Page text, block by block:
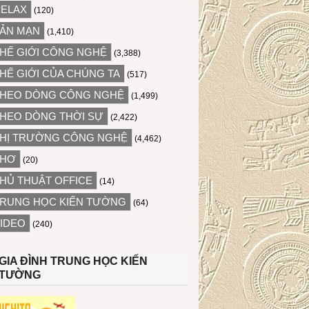
(120)
MẠN (1,410)
GIỚI CÔNG NGHỆ (3,388)
GIỚI CỦA CHÚNG TA (517)
DÒNG CÔNG NGHỆ (1,499)
DÒNG THỜI SỰ (2,422)
TRƯỜNG CÔNG NGHỆ (4,462)
(20)
THUẬT OFFICE (14)
HỌC KIẾN TƯỜNG (64)
(240)
ĐÌNH TRUNG HỌC KIẾN